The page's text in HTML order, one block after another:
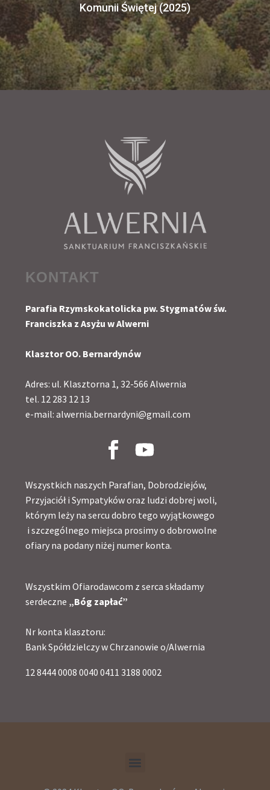
Komunii Świętej (2025)
KONTAKT
Parafia Rzymskokatolicka pw. Stygmatów św.
Franciszka z Asyżu w Alwerni
Klasztor OO. Bernardynów
Adres: ul. Klasztorna 1, 32-566 Alwernia
tel. 12 283 12 13
e-mail: alwernia.bernardyni@gmail.com
Wszystkich naszych Parafian, Dobrodziejów,
Przyjaciół i Sympatyków oraz ludzi dobrej woli,
którym leży na sercu dobro tego wyjątkowego
i szczególnego miejsca prosimy o dobrowolne
ofiary na podany niżej numer konta.
Wszystkim Ofiarodawcom z serca składamy
serdeczne „Bóg zapłać”
Nr konta klasztoru:
Bank Spółdzielczy w Chrzanowie o/Alwernia
12 8444 0008 0040 0411 3188 0002